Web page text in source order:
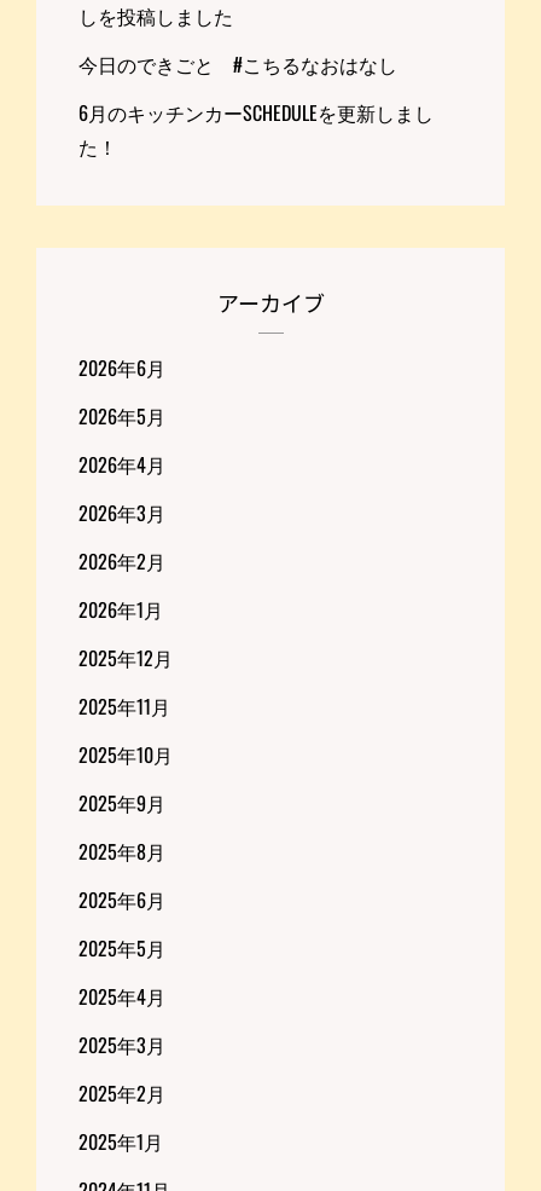
しを投稿しました
今日のできごと #こちるなおはなし
6月のキッチンカーSCHEDULEを更新しまし
た！
アーカイブ
2026年6月
2026年5月
2026年4月
2026年3月
2026年2月
2026年1月
2025年12月
2025年11月
2025年10月
2025年9月
2025年8月
2025年6月
2025年5月
2025年4月
2025年3月
2025年2月
2025年1月